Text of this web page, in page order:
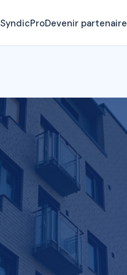
SyndicProDevenir partenaire